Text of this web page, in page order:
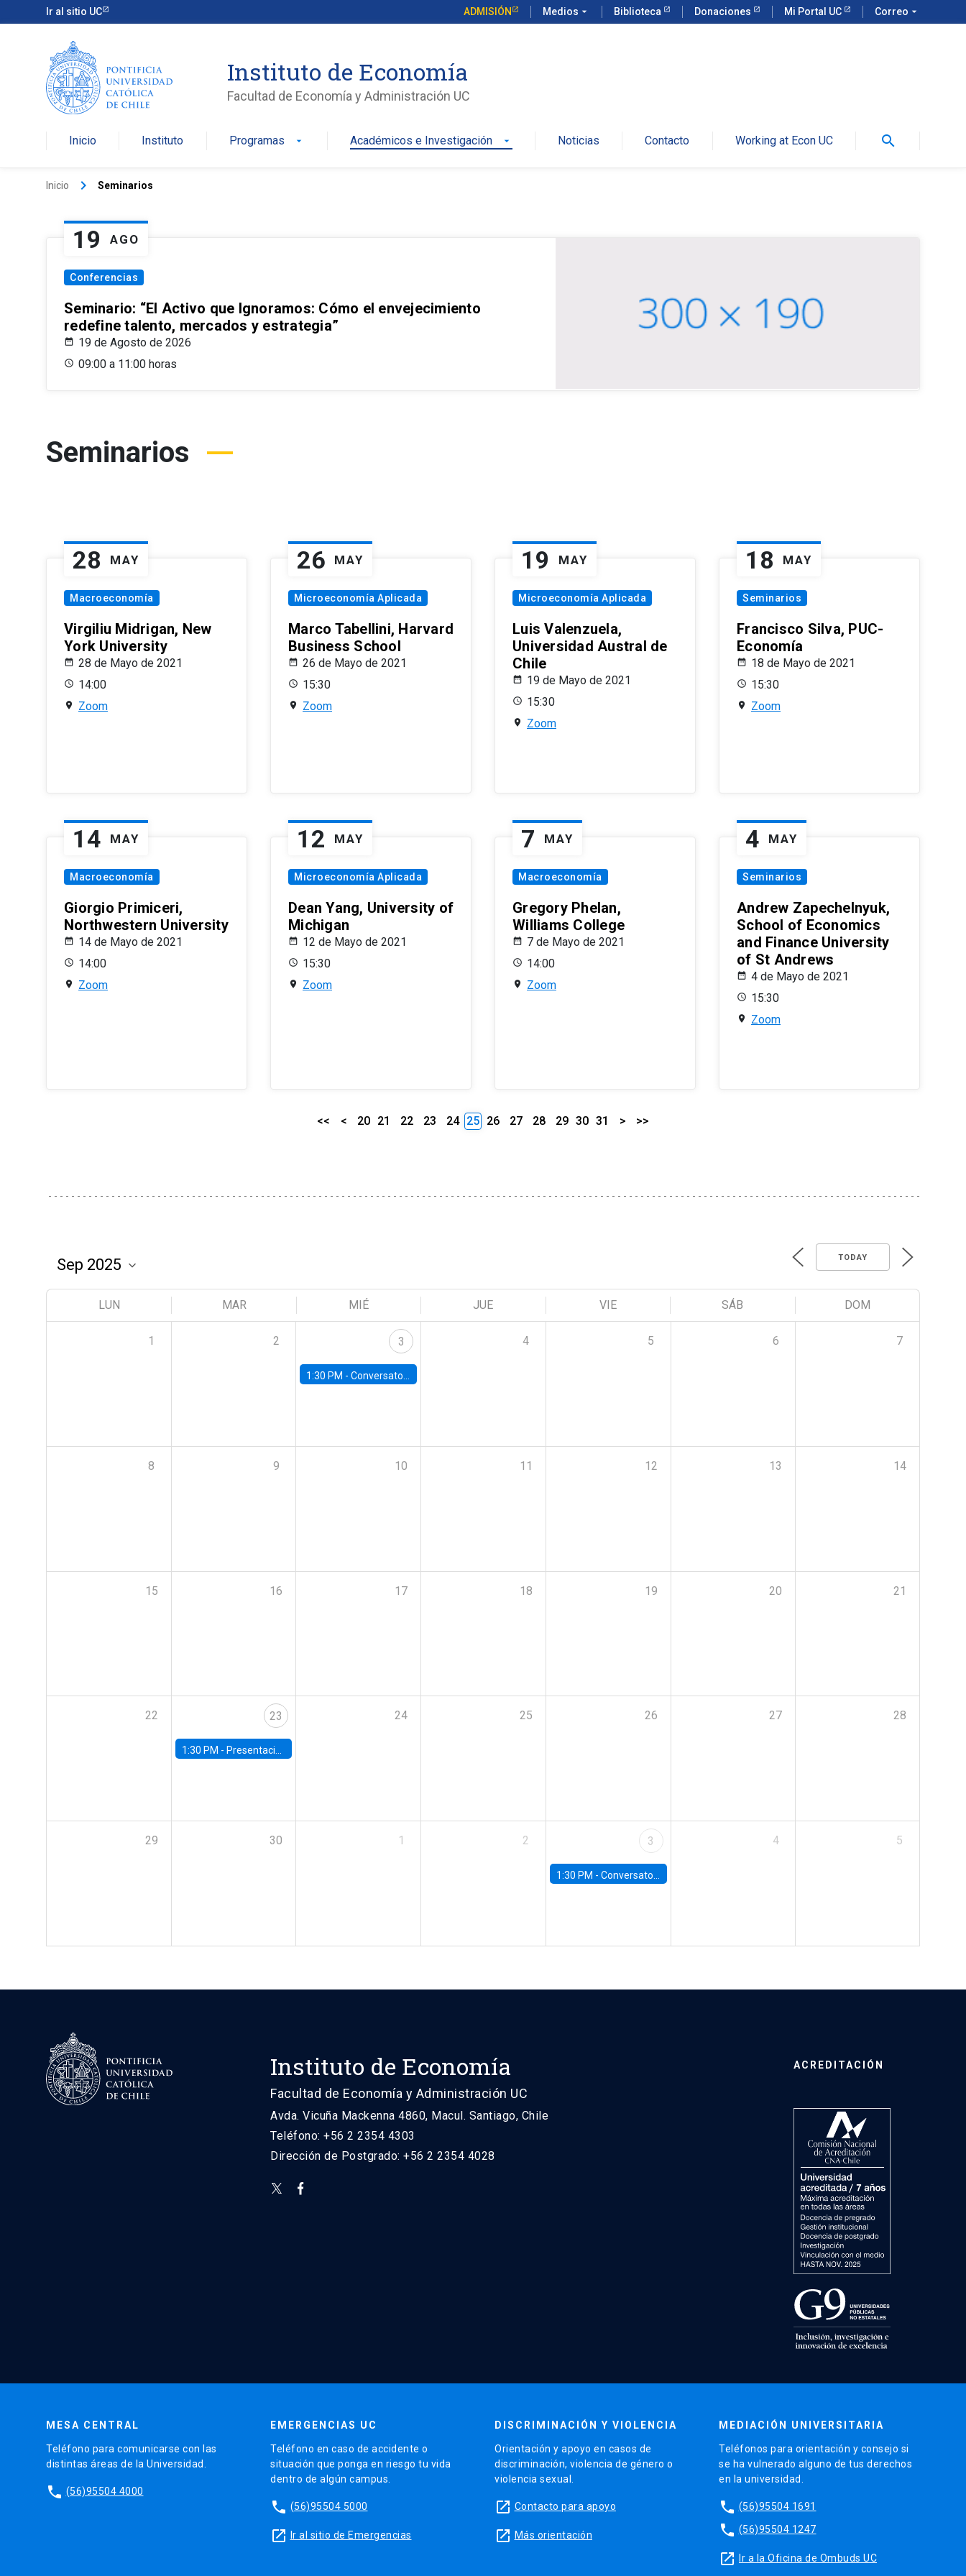
Ir al sitio UC ADMISIÓN Medios arrow_drop_down Biblioteca Donaciones Mi Portal UC Correo arrow_drop_down
Instituto de Economía
Facultad de Economía y Administración UC
Inicio Instituto Programas arrow_drop_down Académicos e Investigación arrow_drop_down Noticias Contacto Working at Econ UC search
Inicio keyboard_arrow_right Seminarios
19 AGO
Conferencias
Seminario: “El Activo que Ignoramos: Cómo el envejecimiento
redefine talento, mercados y estrategia”
19 de Agosto de 2026
09:00 a 11:00 horas
Seminarios
28 MAY
Macroeconomía
Virgiliu Midrigan, New
York University
28 de Mayo de 2021
14:00
Zoom
26 MAY
Microeconomía Aplicada
Marco Tabellini, Harvard
Business School
26 de Mayo de 2021
15:30
Zoom
19 MAY
Microeconomía Aplicada
Luis Valenzuela,
Universidad Austral de
Chile
19 de Mayo de 2021
15:30
Zoom
18 MAY
Seminarios
Francisco Silva, PUC-
Economía
18 de Mayo de 2021
15:30
Zoom
14 MAY
Macroeconomía
Giorgio Primiceri,
Northwestern University
14 de Mayo de 2021
14:00
Zoom
12 MAY
Microeconomía Aplicada
Dean Yang, University of
Michigan
12 de Mayo de 2021
15:30
Zoom
7 MAY
Macroeconomía
Gregory Phelan,
Williams College
7 de Mayo de 2021
14:00
Zoom
4 MAY
Seminarios
Andrew Zapechelnyuk,
School of Economics
and Finance University
of St Andrews
4 de Mayo de 2021
15:30
Zoom
<< < 20 21 22 23 24 25 26 27 28 29 30 31 > >>
TODAY
LUN MAR MIÉ JUE VIE SÁB DOM
1 2 3
1:30 PM -Conversatorio | Pobreza, Salud Mental y Violencia: Perspectivas y Propuestas desde la UC
4 5 6 7
8 9 10 11 12 13 14
15 16 17 18 19 20 21
22 23
1:30 PM - Presentación IPoM de septiembre
24 25 26 27 28
29 30 1 2 3
1:30 PM - Conversatorio: “Escenario Macro y Presupuesto 2026”
4 5
Instituto de Economía
Facultad de Economía y Administración UC
Avda. Vicuña Mackenna 4860, Macul. Santiago, Chile
Teléfono: +56 2 2354 4303
Dirección de Postgrado: +56 2 2354 4028
ACREDITACIÓN
MESA CENTRAL
Teléfono para comunicarse con las
distintas áreas de la Universidad.
phone (56)95504 4000
EMERGENCIAS UC
Teléfono en caso de accidente o
situación que ponga en riesgo tu vida
dentro de algún campus.
phone (56)95504 5000
launch Ir al sitio de Emergencias
DISCRIMINACIÓN Y VIOLENCIA
Orientación y apoyo en casos de
discriminación, violencia de género o
violencia sexual.
launch Contacto para apoyo
launch Más orientación
MEDIACIÓN UNIVERSITARIA
Teléfonos para orientación y consejo si
se ha vulnerado alguno de tus derechos
en la universidad.
phone (56)95504 1691
phone (56)95504 1247
launch Ir a la Oficina de Ombuds UC